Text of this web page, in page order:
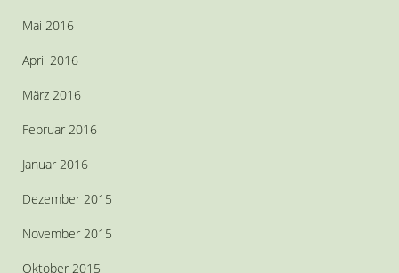
Mai 2016
April 2016
März 2016
Februar 2016
Januar 2016
Dezember 2015
November 2015
Oktober 2015